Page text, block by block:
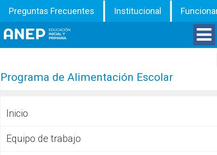
Preguntas Frecuentes Institucional
Inspecciones
Programas
Programa de Alimentación Escolar
Inicio
Equipo de trabajo